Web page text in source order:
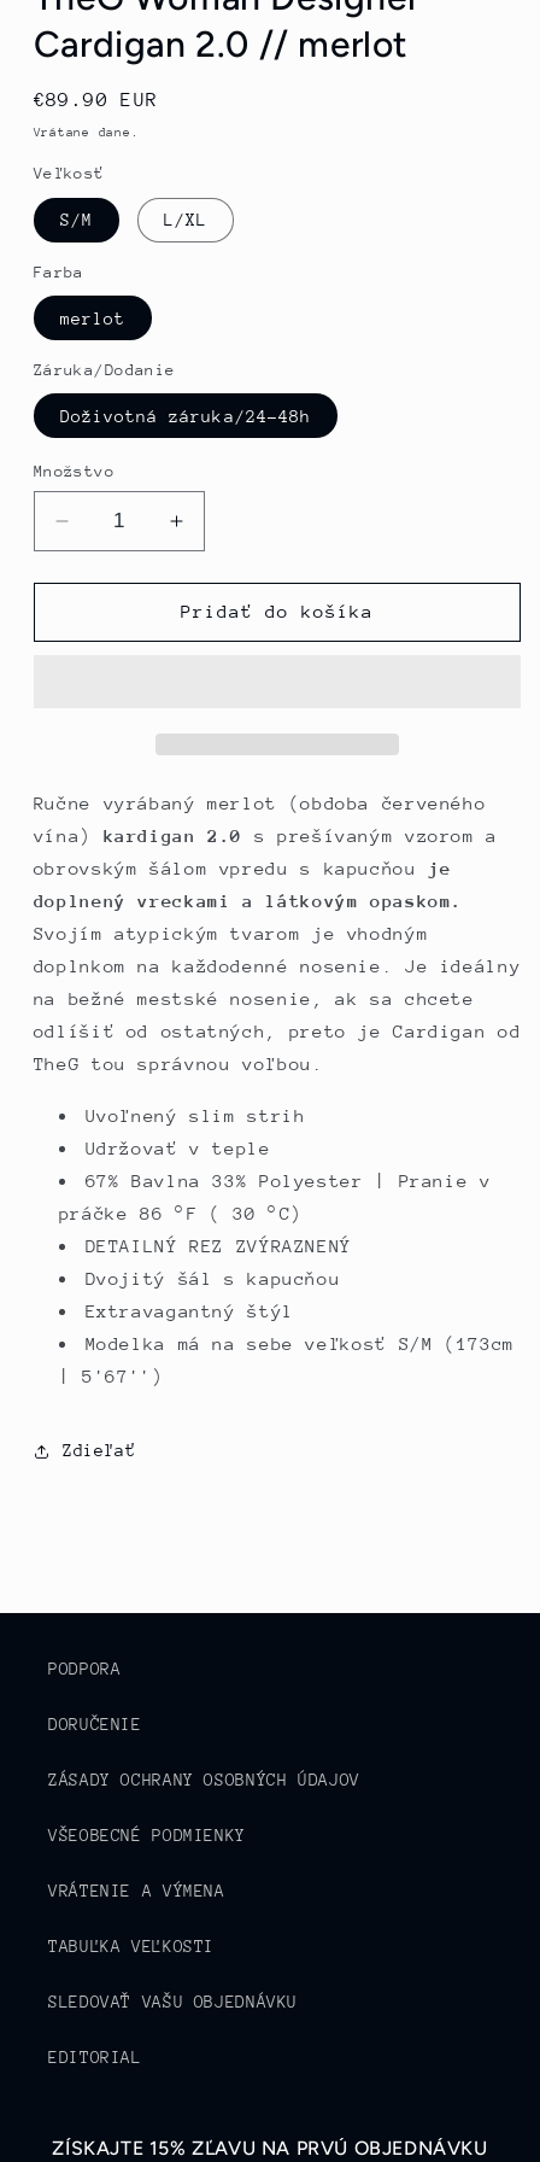
Cardigan 2.0 // merlot
Normálna
cena
€89.90 EUR
Vrátane dane.
Veľkosť
S/M L/XL
Farba
merlot
Záruka/Dodanie
Doživotná záruka/24-48h
Množstvo
Znížiť
množstvo
pre
Woman
Zvýšte
množstvo
pre
TheG
Woman
Pridať do košíka
Ručne vyrábaný merlot (obdoba červeného
vína) kardigan 2.0
s prešívaným vzorom a
obrovským šálom vpredu s kapucňou
je
doplnený vreckami a látkovým opaskom.
Svojím atypickým tvarom je vhodným
doplnkom na každodenné nosenie. Je ideálny
na bežné mestské nosenie, ak sa chcete
odlíšiť od ostatných, preto je Cardigan od
TheG tou správnou voľbou.
Uvoľnený slim strih
Udržovať v teple
67% Bavlna 33% Polyester | Pranie v
práčke 86 °F (30 °C)
DETAILNÝ REZ ZVÝRAZNENÝ
Dvojitý šál s kapucňou
Extravagantný štýl
Modelka má na sebe veľkosť S/M (173cm
| 5'67'')
Zdieľať
PODPORA
DORUČENIE
ZÁSADY OCHRANY OSOBNÝCH ÚDAJOV
VŠEOBECNÉ PODMIENKY
VRÁTENIE A VÝMENA
TABUĽKA VEĽKOSTI
SLEDOVAŤ VAŠU OBJEDNÁVKU
EDITORIAL
ZÍSKAJTE 15% ZĽAVU NA PRVÚ OBJEDNÁVKU